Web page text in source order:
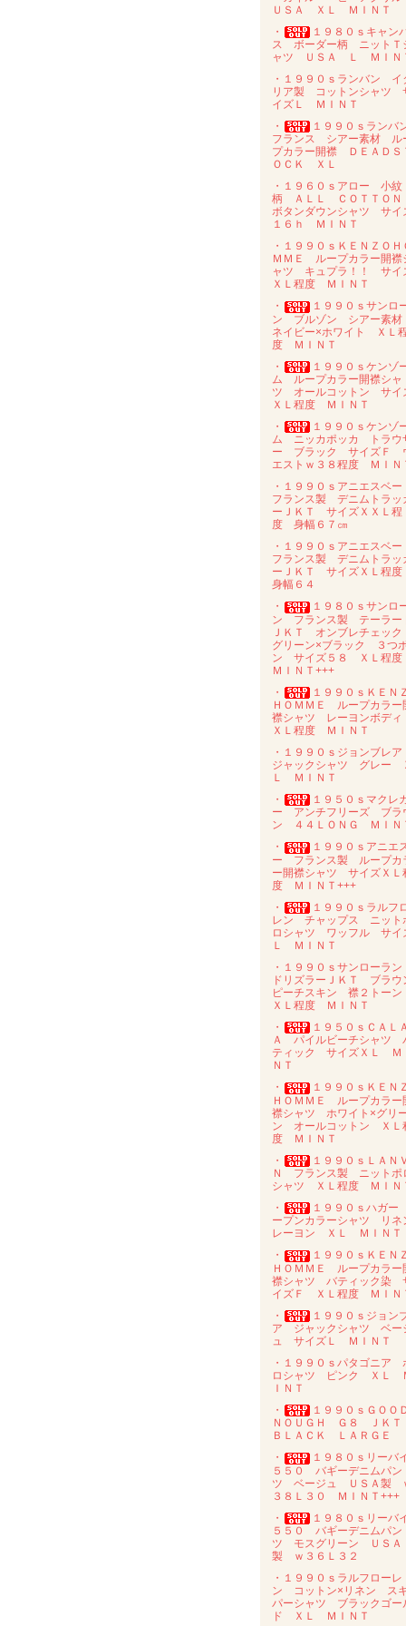
ＵＳＡ ＸＬ ＭＩＮＴ
・
１９８０ｓキャン
ス ボーダー柄 ニットＴ
ャツ ＵＳＡ Ｌ ＭＩＮ
・１９９０ｓランバン イ
リア製 コットンシャツ
イズＬ ＭＩＮＴ
・
１９９０ｓランバ
フランス シアー素材 ル
プカラー開襟 ＤＥＡＤＳ
ＯＣＫ ＸＬ
・１９６０ｓアロー 小紋
柄 ＡＬＬ ＣＯＴＴＯＮ
ボタンダウンシャツ サイ
１６ｈ ＭＩＮＴ
・１９９０ｓＫＥＮＺＯＨ
ＭＭＥ ループカラー開襟
ャツ キュプラ！！ サイ
ＸＬ程度 ＭＩＮＴ
・
１９９０ｓサンロ
ン ブルゾン シアー素材
ネイビー×ホワイト ＸＬ
度 ＭＩＮＴ
・
１９９０ｓケンゾ
ム ループカラー開襟シャ
ツ オールコットン サイ
ＸＬ程度 ＭＩＮＴ
・
１９９０ｓケンゾ
ム ニッカポッカ トラウ
ー ブラック サイズＦ
エストｗ３８程度 ＭＩＮ
・１９９０ｓアニエスベー
フランス製 デニムトラッ
ーＪＫＴ サイズＸＸＬ程
度 身幅６７㎝
・１９９０ｓアニエスベー
フランス製 デニムトラッ
ーＪＫＴ サイズＸＬ程度
身幅６４
・
１９８０ｓサンロ
ン フランス製 テーラー
ＪＫＴ オンブレチェック
グリーン×ブラック ３つ
ン サイズ５８ ＸＬ程度
ＭＩＮＴ+++
・
１９９０ｓＫＥＮ
ＨＯＭＭＥ ループカラー
襟シャツ レーヨンボディ
ＸＬ程度 ＭＩＮＴ
・１９９０ｓジョンブレア
ジャックシャツ グレー
Ｌ ＭＩＮＴ
・
１９５０ｓマクレ
ー アンチフリーズ ブラ
ン ４４ＬＯＮＧ ＭＩＮ
・
１９９０ｓアニエ
ー フランス製 ループカ
ー開襟シャツ サイズＸＬ
度 ＭＩＮＴ+++
・
１９９０ｓラルフ
レン チャップス ニット
ロシャツ ワッフル サイ
Ｌ ＭＩＮＴ
・１９９０ｓサンローラン
ドリズラーＪＫＴ ブラウ
ピーチスキン 襟２トーン
ＸＬ程度 ＭＩＮＴ
・
１９５０ｓＣＡＬ
Ａ パイルビーチシャツ
ティック サイズＸＬ Ｍ
ＮＴ
・
１９９０ｓＫＥＮ
ＨＯＭＭＥ ループカラー
襟シャツ ホワイト×グリ
ン オールコットン ＸＬ
度 ＭＩＮＴ
・
１９９０ｓＬＡＮ
Ｎ フランス製 ニットポ
シャツ ＸＬ程度 ＭＩＮ
・
１９９０ｓハガ
ープンカラーシャツ リネ
レーヨン ＸＬ ＭＩＮＴ
・
１９９０ｓＫＥＮ
ＨＯＭＭＥ ループカラー
襟シャツ バティック染
イズＦ ＸＬ程度 ＭＩＮ
・
１９９０ｓジョン
ア ジャックシャツ ベー
ュ サイズＬ ＭＩＮＴ
・１９９０ｓパタゴニア
ロシャツ ピンク ＸＬ
ＩＮＴ
・
１９９０ｓＧＯＯ
ＮＯＵＧＨ Ｇ８ ＪＫＴ
ＢＬＡＣＫ ＬＡＲＧＥ
・
１９８０ｓリーバ
５５０ バギーデニムパン
ツ ベージュ ＵＳＡ製
３８Ｌ３０ ＭＩＮＴ+++
・
１９８０ｓリーバ
５５０ バギーデニムパン
ツ モスグリーン ＵＳＡ
製 ｗ３６Ｌ３２
・１９９０ｓラルフローレ
ン コットン×リネン ス
パーシャツ ブラックゴー
ド ＸＬ ＭＩＮＴ